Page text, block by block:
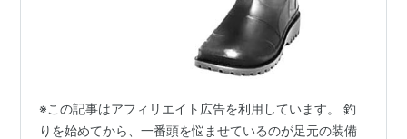
※この記事はアフィリエイト広告を利用しています。 釣
りを始めてから、一番頭を悩ませているのが足元の装備